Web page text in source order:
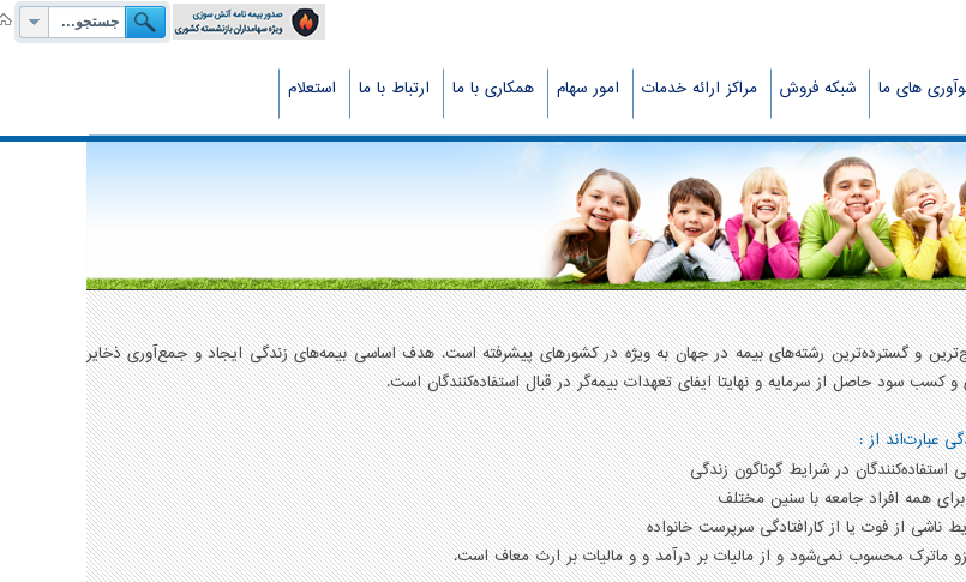
های ما شبکه فروش مراکز ارائه خدمات امور سهام همکاری با ما ارتباط با ما استعلام
و گسترده‌ترین رشته‌های بیمه در جهان به ویژه در کشورهای پیشرفته است. هدف اساسی بیمه‌های زندگی ایجاد و جمع‌آوری ذخایر
و کسب سود حاصل از سرمایه و نهایتا ایفای تعهدات بیمه‌گر در قبال استفاده‌کنندگان است.
عبارت‌اند از :
در شرایط گوناگون زندگی
همه افراد جامعه با سنین مختلف
از فوت یا از کارافتادگی سرپرست خانواده
محسوب نمی‌شود و از مالیات بر درآمد و و مالیات بر ارث معاف است.